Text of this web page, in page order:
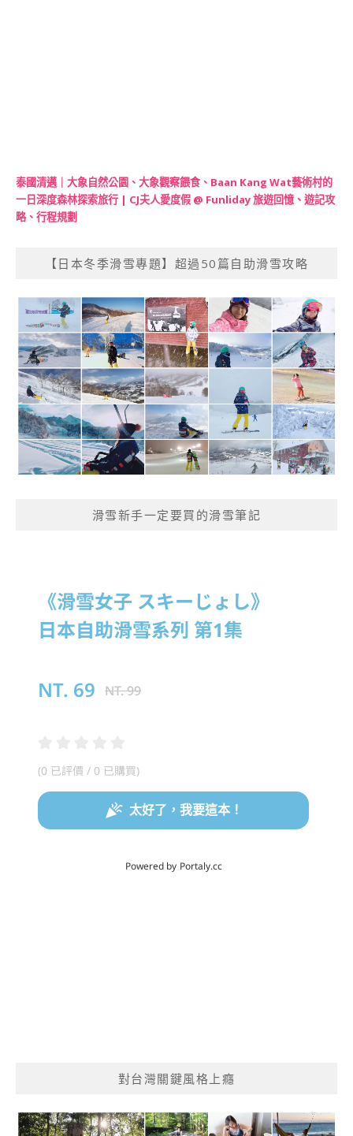
泰國清邁｜大象自然公園、大象觀察餵食、Baan Kang Wat藝術村的
一日深度森林探索旅行 | CJ夫人愛度假 @ Funliday 旅遊回憶、遊記攻
略、行程規劃
【日本冬季滑雪專題】超過50篇自助滑雪攻略
滑雪新手一定要買的滑雪筆記
對台灣關鍵風格上癮